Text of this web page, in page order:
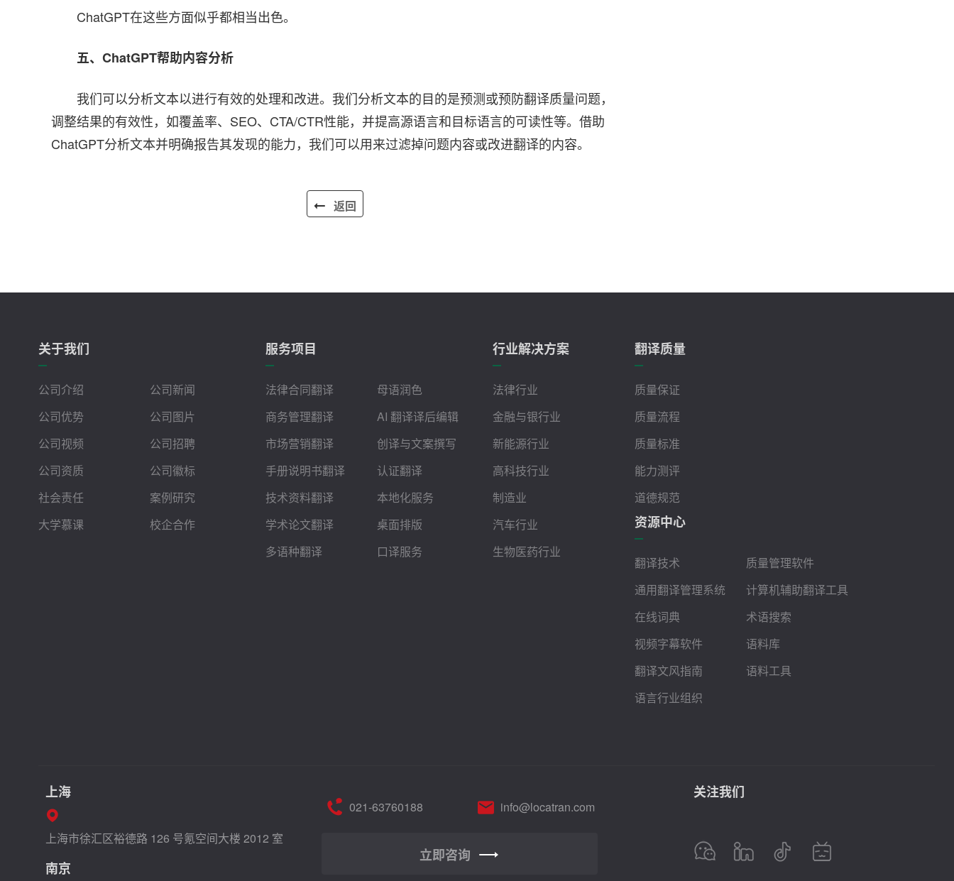
ChatGPT在这些方面似乎都相当出色。
五、ChatGPT帮助内容分析
我们可以分析文本以进行有效的处理和改进。我们分析文本的目的是预测或预防翻译质量问题，
调整结果的有效性，如覆盖率、SEO、CTA/CTR性能，并提高源语言和目标语言的可读性等。借助
ChatGPT分析文本并明确报告其发现的能力，我们可以用来过滤掉问题内容或改进翻译的内容。
返回
关于我们
公司介绍
公司新闻
公司优势
公司图片
公司视频
公司招聘
公司资质
公司徽标
社会责任
案例研究
大学慕课
校企合作
服务项目
法律合同翻译
母语润色
商务管理翻译
AI 翻译译后编辑
市场营销翻译
创译与文案撰写
手册说明书翻译
认证翻译
技术资料翻译
本地化服务
学术论文翻译
桌面排版
多语种翻译
口译服务
行业解决方案
法律行业
金融与银行业
新能源行业
高科技行业
制造业
汽车行业
生物医药行业
翻译质量
质量保证
质量流程
质量标准
能力测评
道德规范
资源中心
翻译技术
质量管理软件
通用翻译管理系统
计算机辅助翻译工具
在线词典
术语搜索
视频字幕软件
语料库
翻译文风指南
语料工具
语言行业组织
关注我们
021-63760188 info@locatran.com
立即咨询
上海
上海市徐汇区裕德路 126 号氪空间大楼 2012 室
南京